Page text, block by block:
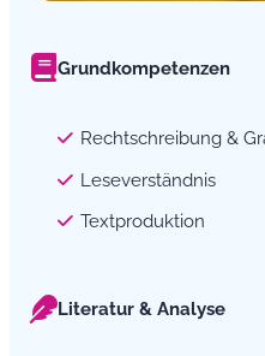
Grundkompetenzen
Rechtschreibung &
Leseverständnis
Textproduktion
Literatur & Analyse